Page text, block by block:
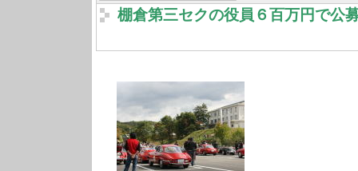
棚倉第三セクの役員６百万円で公